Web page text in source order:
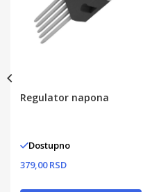
Regulator napona
Dostupno
379,00 RSD